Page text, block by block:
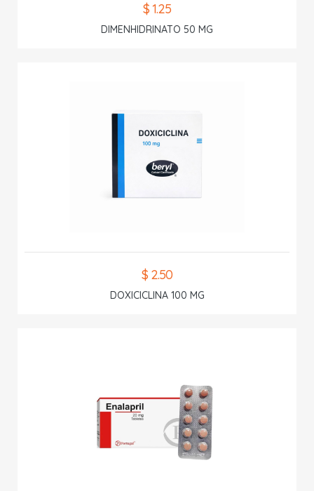
$ 1.25
DIMENHIDRINATO 50 MG
$ 2.50
DOXICICLINA 100 MG